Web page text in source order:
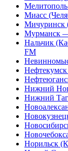
Миасс
Мичуринск
Мурманск
Нальчик
FM
Нижний
Нижний
Норильск